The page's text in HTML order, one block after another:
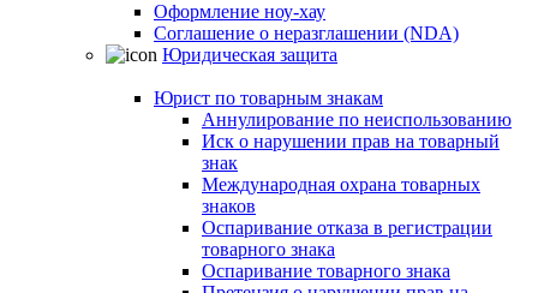
Оформление ноу-хау
Соглашение о неразглашении (NDA)
Юридическая защита
Юрист по товарным знакам
Аннулирование по неиспользованию
Иск о нарушении прав на товарный
знак
Международная охрана товарных
знаков
Оспаривание отказа в регистрации
товарного знака
Оспаривание товарного знака